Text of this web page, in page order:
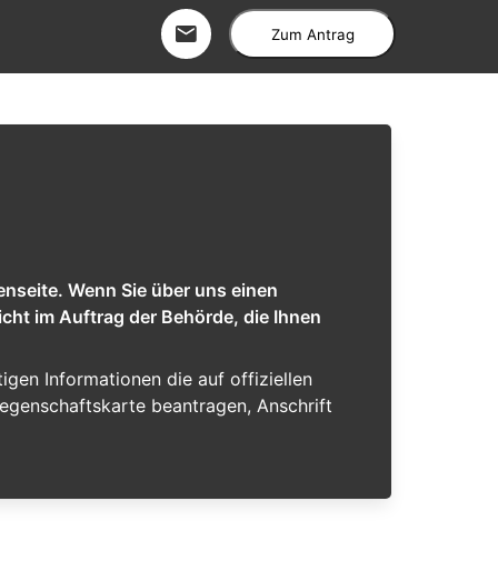
Zum Antrag
Wenn Sie über uns einen
im Auftrag der Behörde, die Ihnen
Informationen die auf offiziellen
beantragen, Anschrift